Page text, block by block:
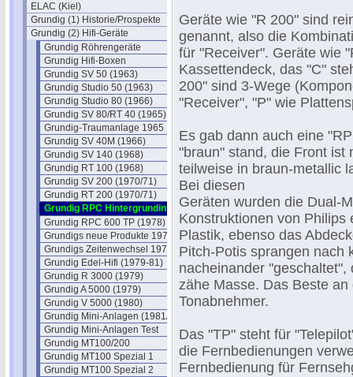
ELAC (Kiel)
Grundig (1) Historie/Prospekte
Grundig (2) Hifi-Geräte
Grundig Röhrengeräte
Grundig Hifi-Boxen
Grundig SV 50 (1963)
Grundig Studio 50 (1963)
Grundig Studio 80 (1966)
Grundig SV 80/RT 40 (1965)
Grundig-Traumanlage 1965
Grundig SV 40M (1966)
Grundig SV 140 (1968)
Grundig RT 100 (1968)
Grundig SV 200 (1970/71)
Grundig RT 200 (1970/71)
Grundig RPC Hintergrundinfos
Grundig RPC 600 TP (1978)
Grundigs neue Produkte 1979
Grundigs Zeitenwechsel 1979
Grundig Edel-Hifi (1979-81)
Grundig R 3000 (1979)
Grundig A 5000 (1979)
Grundig V 5000 (1980)
Grundig Mini-Anlagen (1981/82)
Grundig Mini-Anlagen Test
Grundig MT100/200
Grundig MT100 Spezial 1
Grundig MT100 Spezial 2
Geräte wie "R 200" sind
genannt, also die
für "Receiver". Geräte wie
Kassettendeck, das "C"
200" sind 3-Wege
"Receiver", "P" wie
Es gab dann auch eine
"braun" stand, die Front ist
teilweise in braun-metallic
Bei diesen
Geräten wurden die Dual-
Konstruktionen von Philips
Plastik, ebenso das
Pitch-Potis sprangen nach
nacheinander
zähe Masse. Das Beste
Tonabnehmer.
Das "TP" steht für
die Fernbedienungen
Fernbedienung für